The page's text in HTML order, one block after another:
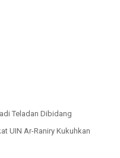
Teladan Dibidang
UIN Ar-Raniry Kukuhkan